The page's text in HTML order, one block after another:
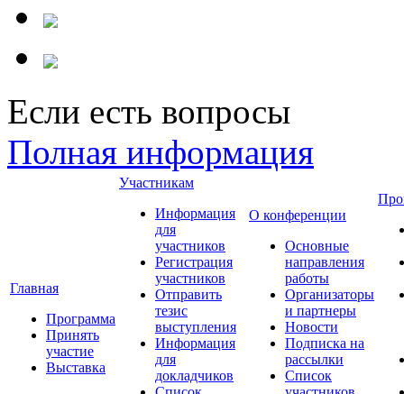
Если есть вопросы
Полная информация
Главная
Программа
Принять
участие
Выставка
Участникам
Информация
для
участников
Регистрация
участников
Отправить
тезис
выступления
Информация
для
докладчиков
О конференции
Основные
направления
работы
Организаторы
и партнеры
Новости
Подписка на
рассылки
Список